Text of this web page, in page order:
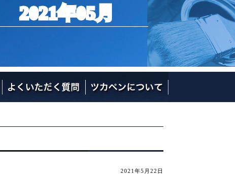
2021年05月
2021年5月22日